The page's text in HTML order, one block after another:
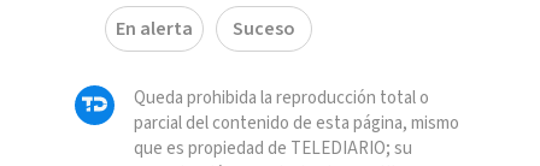
En alerta Suceso
Queda prohibida la reproducción total o
parcial del contenido de esta página, mismo
que es propiedad de TELEDIARIO; su